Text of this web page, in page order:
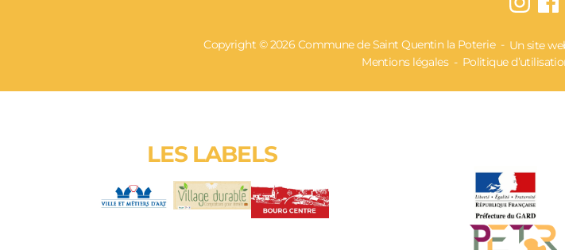
Copyright © 2026 Commune de Saint Quentin la Poterie Un site
Mentions légales
Politique
LES LABELS